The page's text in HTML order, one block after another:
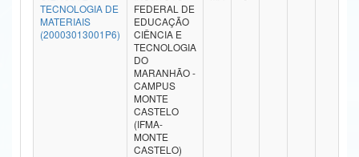
Ministério da Ciência, Tecnologia, Inovações e Comunicações
Ministério do Desenvolvimento Regional
TECNOLOGIA DE
MATERIAIS
(20003013001P6)
FEDERAL DE
EDUCAÇÃO
CIÊNCIA E
TECNOLOGIA
DO
MARANHÃO -
CAMPUS
MONTE
CASTELO
(IFMA-
MONTE
CASTELO)